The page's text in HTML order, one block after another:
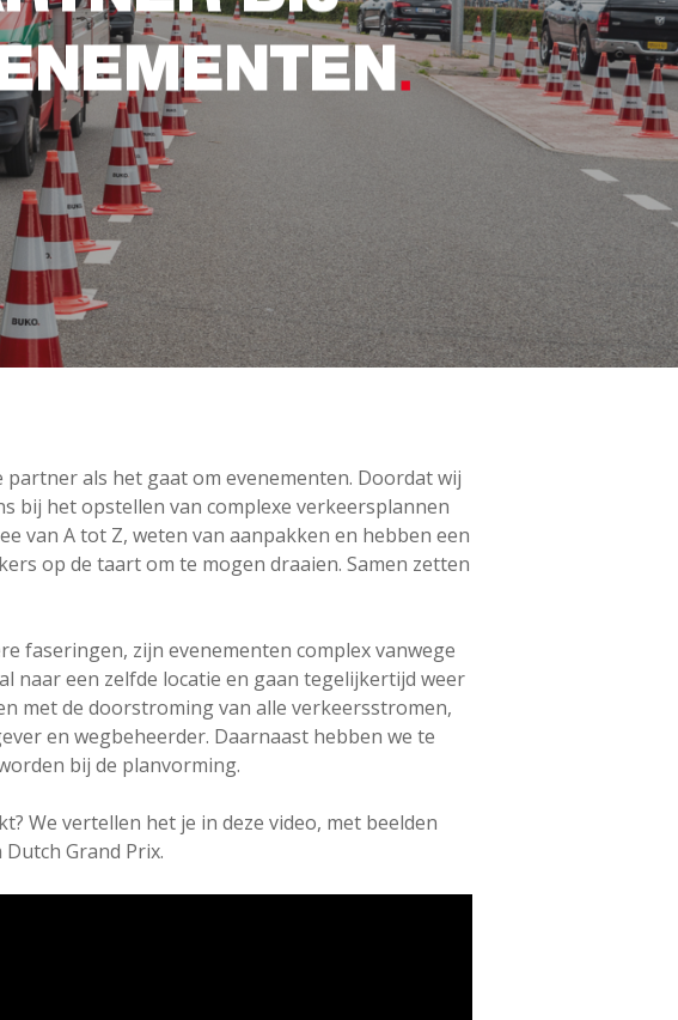
als het gaat om evenementen. Doordat wij
bij het opstellen van complexe verkeersplannen
van A tot Z, weten van aanpakken en hebben een
op de taart om te mogen draaien. Samen zetten
faseringen, zijn evenementen complex vanwege
naar een zelfde locatie en gaan tegelijkertijd weer
met de doorstroming van alle verkeersstromen,
en wegbeheerder. Daarnaast hebben we te
bij de planvorming.
We vertellen het je in deze video, met beelden
Grand Prix.